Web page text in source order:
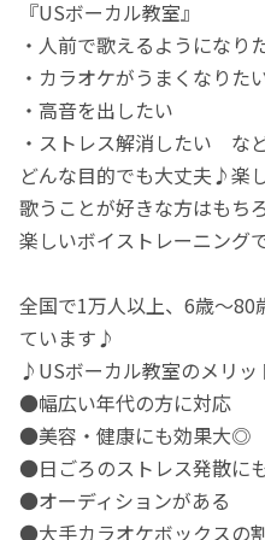
『USボーカル教室』
・人前で歌えるようになり
・カラオケがうまくなりた
・高音を出したい
・ストレス解消したい な
どんな目的でも大丈夫♪楽
歌うことが好きな方はもち
楽しいボイストレーニング
全国で1万人以上、6歳～80
ています♪
♪USボーカル教室のメリ
●幅広い年代の方に対応
●美容・健康にも効果大◎
●日ごろのストレス発散に
●オーディションがある
●大手カラオケボックスの